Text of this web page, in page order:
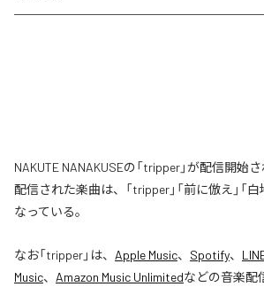
NAKUTE NANAKUSEの「tripper」が配信開始
配信された楽曲は、「tripper」「前に倣え」「
なっている。
なお「tripper」は、 Apple Music、 Spotify、
Music、 Amazon Music Unlimitedなどの音楽配